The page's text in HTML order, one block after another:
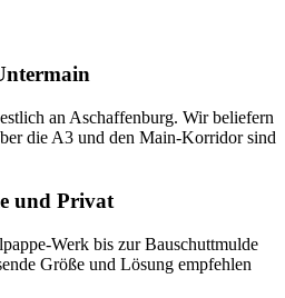
an Aschaffenburg. Wir beliefern
die A3 und den Main-Korridor sind
und Privat
Werk bis zur Bauschuttmulde
Größe und Lösung empfehlen